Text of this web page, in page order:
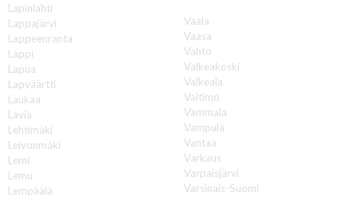
Lapinlahti
Lappajärvi
Lappeenranta
Lappi
Lapua
Lapväärtti
Laukaa
Lavia
Lehtimäki
Leivonmäki
Lemi
Lemu
Lempäälä
Vaala
Vaasa
Vahto
Valkeakoski
Valkeala
Valtimo
Vammala
Vampula
Vantaa
Varkaus
Varpaisjärvi
Varsinais-Suomi